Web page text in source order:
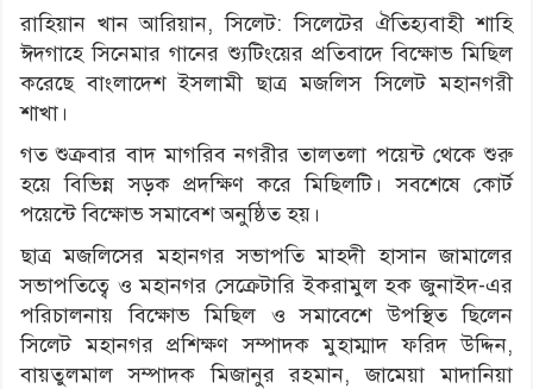
রাহিয়ান খান আরিয়ান, সিলেট: সিলেটের ঐতিহ্যবাহী শাহি
ঈদগাহে সিনেমার গানের শ্যুটিংয়ের প্রতিবাদে বিক্ষোভ মিছিল
করেছে বাংলাদেশ ইসলামী ছাত্র মজলিস সিলেট মহানগরী
শাখা।
গত শুক্রবার বাদ মাগরিব নগরীর তালতলা পয়েন্ট থেকে শুরু
হয়ে বিভিন্ন সড়ক প্রদক্ষিণ করে মিছিলটি। সবশেষে কোর্ট
পয়েন্টে বিক্ষোভ সমাবেশ অনুষ্ঠিত হয়।
ছাত্র মজলিসের মহানগর সভাপতি মাহদী হাসান জামালের
সভাপতিত্বে ও মহানগর সেক্রেটারি ইকরামুল হক জুনাইদ-এর
পরিচালনায় বিক্ষোভ মিছিল ও সমাবেশে উপস্থিত ছিলেন
সিলেট মহানগর প্রশিক্ষণ সম্পাদক মুহাম্মাদ ফরিদ উদ্দিন,
বায়তুলমাল সম্পাদক মিজানুর রহমান, জামেয়া মাদানিয়া